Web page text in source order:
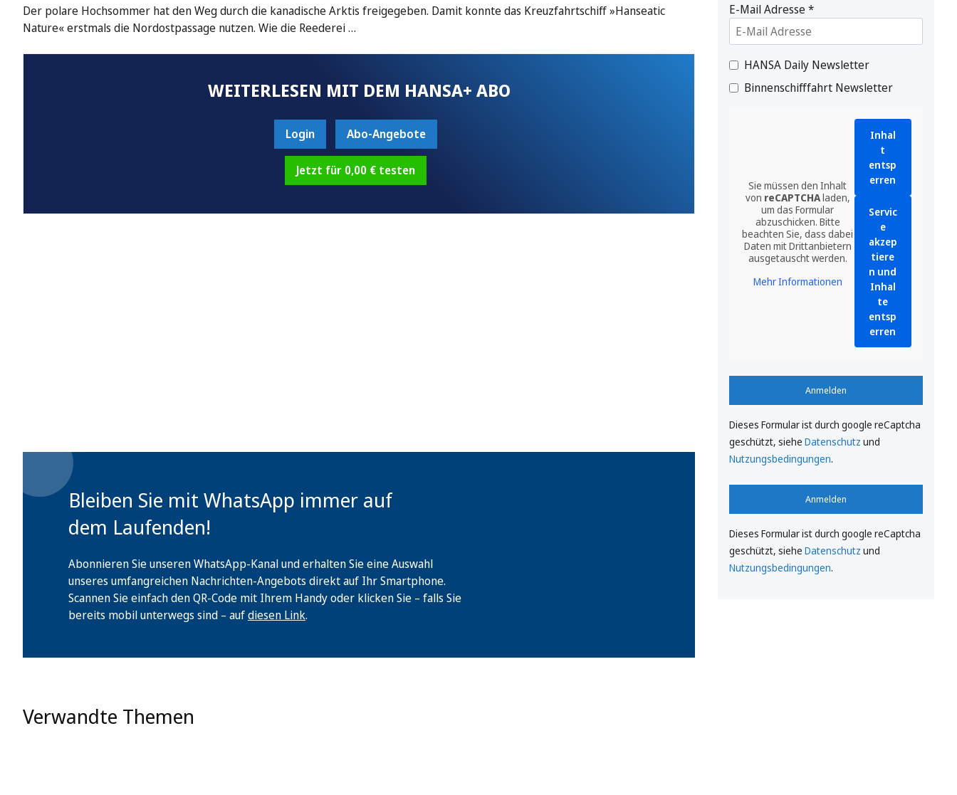
Der polare Hochsommer hat den Weg durch die kanadische Arktis freigegeben. Damit konnte das Kreuzfahrtschiff »Hanseatic
Nature« erstmals die Nordostpassage nutzen. Wie die Reederei …
WEITERLESEN MIT DEM HANSA+ ABO
Login Abo-Angebote
Jetzt für 0,00 € testen
Bleiben Sie mit WhatsApp immer auf
dem Laufenden!
Abonnieren Sie unseren WhatsApp-Kanal und erhalten Sie eine Auswahl
unseres umfangreichen Nachrichten-Angebots direkt auf Ihr Smartphone.
Scannen Sie einfach den QR-Code mit Ihrem Handy oder klicken Sie – falls Sie
bereits mobil unterwegs sind – aufdiesen Link.
Verwandte Themen
E-Mail Adresse*
HANSA Daily Newsletter
Binnenschifffahrt Newsletter
Sie müssen den Inhalt
von reCAPTCHAladen,
um das Formular
abzuschicken. Bitte
beachten Sie, dass dabei
Daten mit Drittanbietern
ausgetauscht werden.
Mehr Informationen
Inhal
t
entsp
erren
Servic
e
akzep
tiere
n und
Inhal
te
entsp
erren
Anmelden
Dieses Formular ist durch google reCaptcha
geschützt, siehe Datenschutz und
Nutzungsbedingungen.
Anmelden
Dieses Formular ist durch google reCaptcha
geschützt, siehe Datenschutz und
Nutzungsbedingungen.